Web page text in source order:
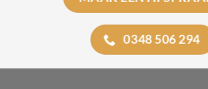
0348 506 294